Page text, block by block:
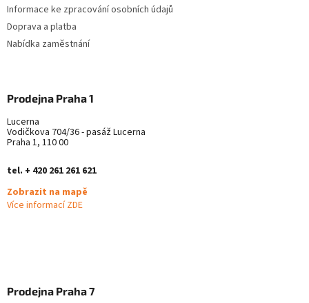
Informace ke zpracování osobních údajů
Doprava a platba
Nabídka zaměstnání
Prodejna Praha 1
Lucerna
Vodičkova 704/36 - pasáž Lucerna
Praha 1, 110 00
tel. + 420 261 261 621
Zobrazit na mapě
Více informací ZDE
Prodejna Praha 7